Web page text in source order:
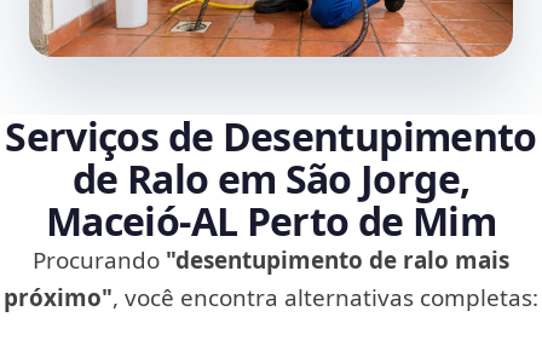
Serviços de Desentupimento
de Ralo em São Jorge,
Maceió‑AL Perto de Mim
Procurando "desentupimento de ralo mais
próximo", você encontra alternativas completas: